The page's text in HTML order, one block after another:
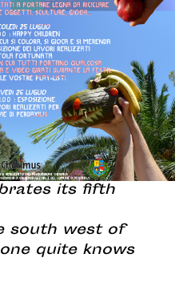
its fifth
south west of
quite knows